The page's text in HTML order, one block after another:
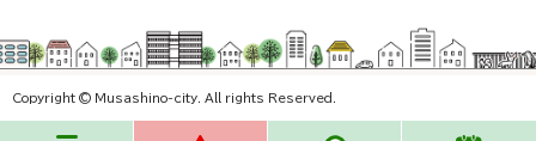
Copyright © Musashino-city. All rights Reserved.